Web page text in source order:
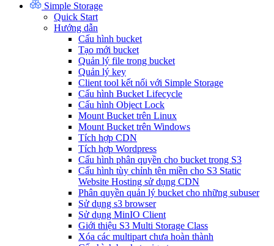
Simple Storage
Quick Start
Hướng dẫn
Cấu hình bucket
Tạo mới bucket
Quản lý file trong bucket
Quản lý key
Client tool kết nối với Simple Storage
Cấu hình Bucket Lifecycle
Cấu hình Object Lock
Mount Bucket trên Linux
Mount Bucket trên Windows
Tích hợp CDN
Tích hợp Wordpress
Cấu hình phân quyền cho bucket trong S3
Cấu hình tùy chỉnh tên miền cho S3 Static
Website Hosting sử dụng CDN
Phân quyền quản lý bucket cho những subuser
Sử dụng s3 browser
Sử dụng MinIO Client
Giới thiệu S3 Multi Storage Class
Xóa các multipart chưa hoàn thành